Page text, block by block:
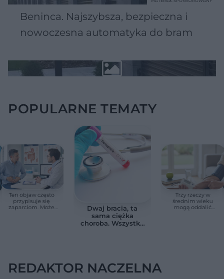
Beninca. Najszybsza, bezpieczna i
nowoczesna automatyka do bram
POPULARNE TEMATY
Ten objaw często
przypisuje się
zaparciom. Może
Dwaj bracia, ta
sama ciężka
choroba. Wszystko
Trzy rzeczy w
średnim wieku
mogą oddalić
REDAKTOR NACZELNA